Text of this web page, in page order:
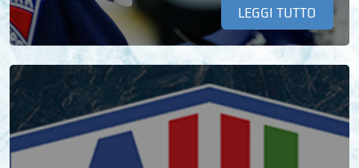
LEGGI TUTTO